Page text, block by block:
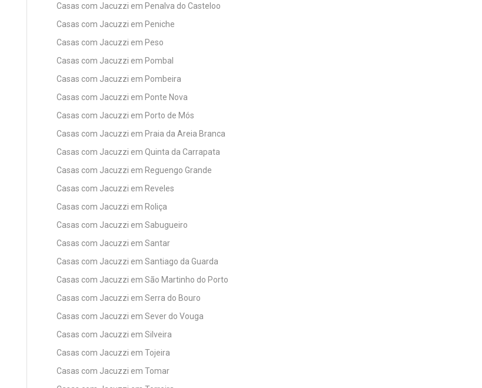
Casas com Jacuzzi em Penalva do Casteloo
Casas com Jacuzzi em Peniche
Casas com Jacuzzi em Peso
Casas com Jacuzzi em Pombal
Casas com Jacuzzi em Pombeira
Casas com Jacuzzi em Ponte Nova
Casas com Jacuzzi em Porto de Mós
Casas com Jacuzzi em Praia da Areia Branca
Casas com Jacuzzi em Quinta da Carrapata
Casas com Jacuzzi em Reguengo Grande
Casas com Jacuzzi em Reveles
Casas com Jacuzzi em Roliça
Casas com Jacuzzi em Sabugueiro
Casas com Jacuzzi em Santar
Casas com Jacuzzi em Santiago da Guarda
Casas com Jacuzzi em São Martinho do Porto
Casas com Jacuzzi em Serra do Bouro
Casas com Jacuzzi em Sever do Vouga
Casas com Jacuzzi em Silveira
Casas com Jacuzzi em Tojeira
Casas com Jacuzzi em Tomar